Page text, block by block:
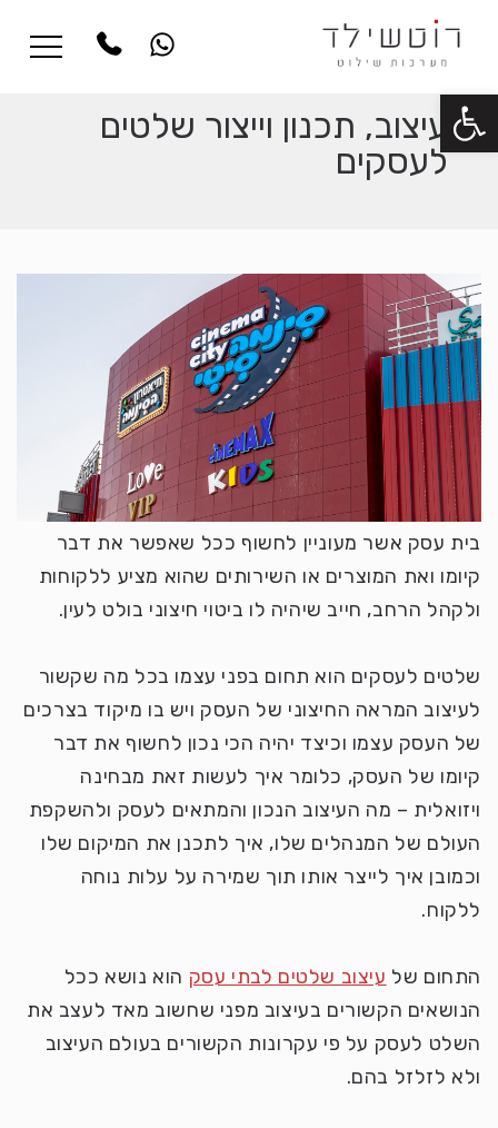
פתח סרגל נגישותעיצוב, תכנון וייצור שלטים
לעסקים
בית עסק אשר מעוניין לחשוף ככל שאפשר את דבר
קיומו ואת המוצרים או השירותים שהוא מציע ללקוחות
ולקהל הרחב, חייב שיהיה לו ביטוי חיצוני בולט לעין.
שלטים לעסקים הוא תחום בפני עצמו בכל מה שקשור
לעיצוב המראה החיצוני של העסק ויש בו מיקוד בצרכים
של העסק עצמו וכיצד יהיה הכי נכון לחשוף את דבר
קיומו של העסק, כלומר איך לעשות זאת מבחינה
ויזואלית – מה העיצוב הנכון והמתאים לעסק ולהשקפת
העולם של המנהלים שלו, איך לתכנן את המיקום שלו
וכמובן איך לייצר אותו תוך שמירה על עלות נוחה
ללקוח.
התחום של עיצוב שלטים לבתי עסק הוא נושא ככל
הנושאים הקשורים בעיצוב מפני שחשוב מאד לעצב את
השלט לעסק על פי עקרונות הקשורים בעולם העיצוב
ולא לזלזל בהם.